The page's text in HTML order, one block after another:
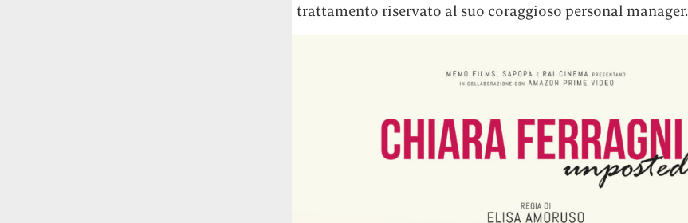
trattamento riservato al suo coraggioso personal manager.